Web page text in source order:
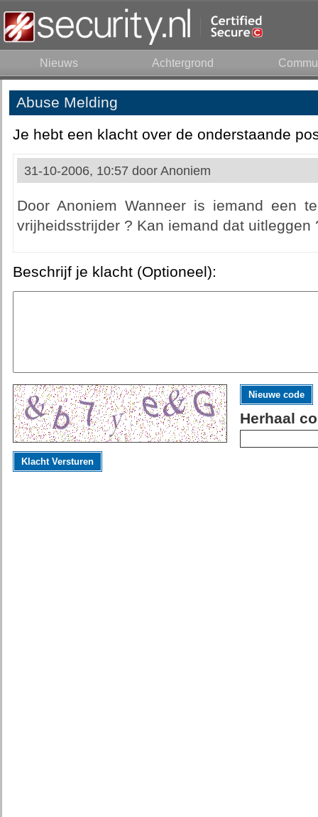
Nieuws Achtergrond
Abuse Melding
Je hebt een klacht over de onderstaande
31-10-2006, 10:57 door Anoniem
Door Anoniem Wanneer is iemand een
vrijheidsstrijder ? Kan iemand dat uitleggen
Beschrijf je klacht (Optioneel):
Nieuwe code
Herhaal
Klacht Versturen